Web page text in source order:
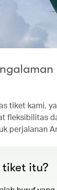
tiket kami,
fleksibilitas
perjalanan
tiket itu?